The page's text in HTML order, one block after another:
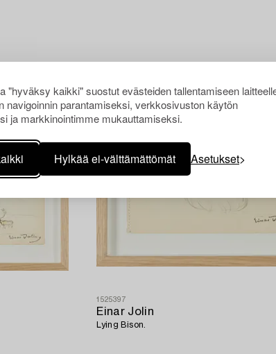
"hyväksy kaikki" suostut evästeiden tallentamiseen
navigoinnin parantamiseksi, verkkosivuston käytön
ja markkinointimme mukauttamiseksi.
Hylkää ei-välttämättömät Asetukset
1525397
Einar Jolin
Lying Bison.